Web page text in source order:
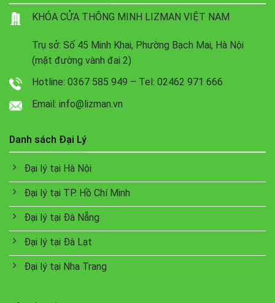
KHÓA CỬA THÔNG MINH LIZMAN VIỆT NAM
Trụ sở: Số 45 Minh Khai, Phường Bạch Mai, Hà Nội
(mặt đường vành đai 2)
Hotline: 0367 585 949 – Tel: 02462 971 666
Email: info@lizman.vn
Danh sách Đại Lý
Đại lý tại Hà Nội
Đại lý tại TP. Hồ Chí Minh
Đại lý tại Đà Nẵng
Đại lý tại Đà Lạt
Đại lý tại Nha Trang